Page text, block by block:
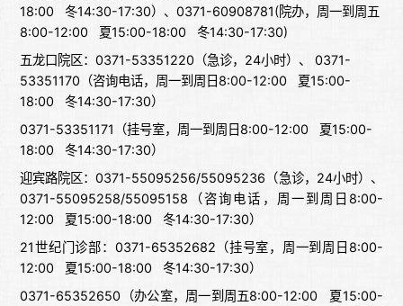
18:00 冬14:30-17:30）、0371-60908781(院办，周一到周五
8:00-12:00 夏15:00-18:00 冬14:30-17:30)
五龙口院区：0371-53351220（急诊，24小时）、 0371-
53351170（咨询电话，周一到周日8:00-12:00 夏15:00-
18:00 冬14:30-17:30）
0371-53351171（挂号室，周一到周日8:00-12:00 夏15:00-
18:00 冬14:30-17:30）
迎宾路院区：0371-55095256/55095236（急诊，24小时）、
0371-55095258/55095158（咨询电话，周一到周日8:00-
12:00 夏15:00-18:00 冬14:30-17:30）
21世纪门诊部：0371-65352682（挂号室，周一到周日8:00-
12:00 夏15:00-18:00 冬14:30-17:30）
0371-65352650（办公室，周一到周五8:00-12:00 夏15:00-